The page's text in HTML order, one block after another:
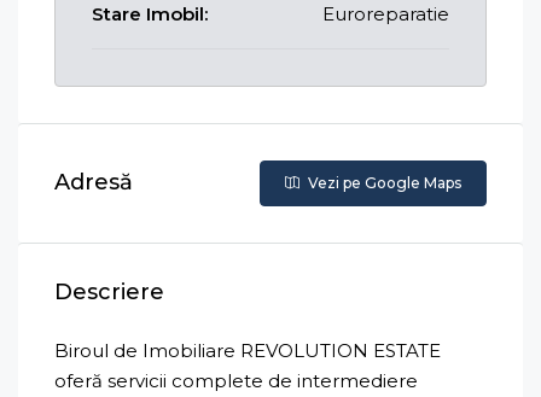
Stare Imobil: Euroreparatie
Adresă Vezi pe Google Maps
Descriere
Biroul de Imobiliare REVOLUTION ESTATE
oferă servicii complete de intermediere